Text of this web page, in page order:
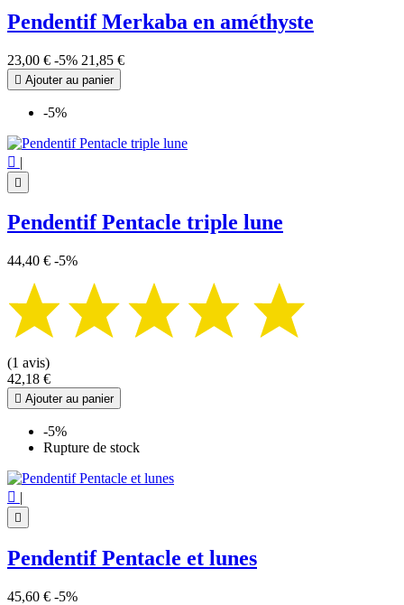
Pendentif Merkaba en améthyste
23,00 € -5% 21,85 €
 Ajouter au panier
-5%
 |

Pendentif Pentacle triple lune
44,40 € -5%
(1 avis)
42,18 €
 Ajouter au panier
-5%
Rupture de stock
 |

Pendentif Pentacle et lunes
45,60 € -5%